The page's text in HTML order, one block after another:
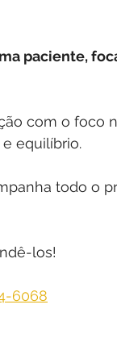
paciente,
com o foco
equilíbrio.
todo o
los!
6068